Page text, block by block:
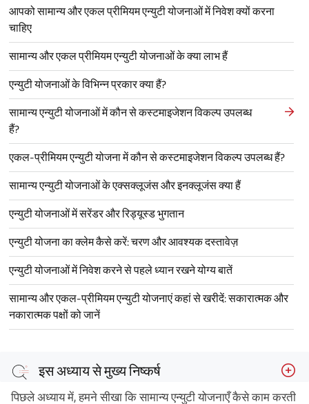
आपको सामान्य और एकल प्रीमियम एन्युटी योजनाओं में निवेश क्यों करना
चाहिए
सामान्य और एकल प्रीमियम एन्युटी योजनाओं के क्या लाभ हैं
एन्युटी योजनाओं के विभिन्न प्रकार क्या हैं?
सामान्य एन्युटी योजनाओं में कौन से कस्टमाइजेशन विकल्प उपलब्ध
हैं?
एकल-प्रीमियम एन्युटी योजना में कौन से कस्टमाइजेशन विकल्प उपलब्ध हैं?
सामान्य एन्युटी योजनाओं के एक्सक्लूजंस और इनक्लूजंस क्या हैं
एन्युटी योजनाओं में सरेंडर और रिड्यूस्ड भुगतान
एन्युटी योजना का क्लेम कैसे करें: चरण और आवश्यक दस्तावेज़
एन्युटी योजनाओं में निवेश करने से पहले ध्यान रखने योग्य बातें
सामान्य और एकल-प्रीमियम एन्युटी योजनाएं कहां से खरीदें: सकारात्मक और
नकारात्मक पक्षों को जानें
इस अध्याय से मुख्य निष्कर्ष
पिछले अध्याय में, हमने सीखा कि सामान्य एन्युटी योजनाएँ कैसे काम करती